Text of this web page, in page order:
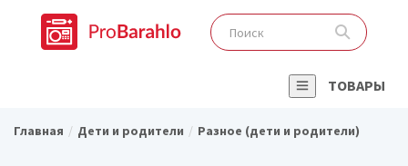
ТОВАРЫ
Главная Дети и родители Разное (дети и родители)